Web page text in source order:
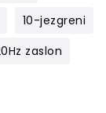
10-jezgreni
zaslon